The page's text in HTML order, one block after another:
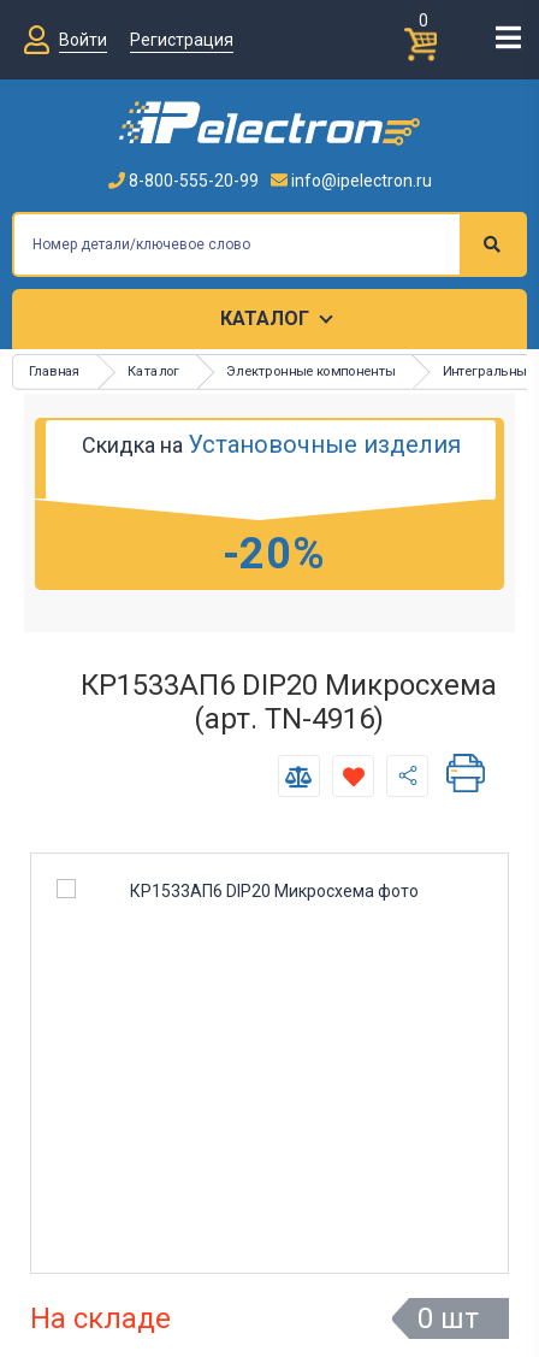
0
Войти
Регистрация
8-800-555-20-99 info@ipelectron.ru
КАТАЛОГ
Главная Каталог Электронные компоненты Интегральные
Скидка на Установочные изделия
-20%
КР1533АП6 DIP20 Микросхема
(арт. TN-4916)
На складе 0 шт